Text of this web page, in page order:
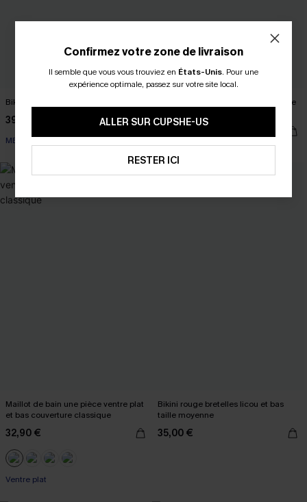
Bikini trois pièces vert taille moyenne
39,00 €
MESH
Bikini vert bretelles licou et bas taille
Maillot de bain une pièce ventre plat
et bas couverture classique
32,90 €
Ventre plat
Bikini rouge bretelles licou et bas
taille moyenne
35,00 €
Confirmez votre zone de livraison
Il semble que vous vous trouviez en États-Unis. Pour une
expérience optimale, passez sur votre site local.
ALLER SUR CUPSHE-US
RESTER ICI